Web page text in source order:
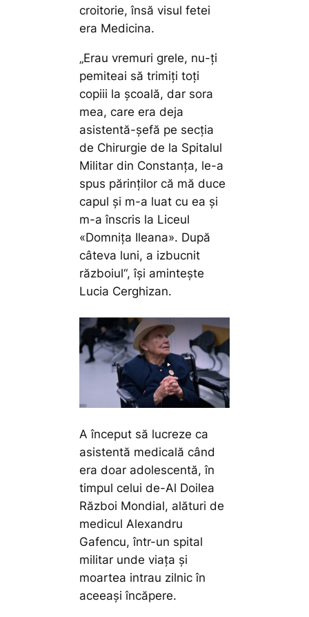
croitorie, însă visul fetei
era Medicina.
„Erau vremuri grele, nu-ţi
pemiteai să trimiţi toţi
copiii la şcoală, dar sora
mea, care era deja
asistentă-şefă pe secţia
de Chirurgie de la Spitalul
Militar din Constanţa, le-a
spus părinţilor că mă duce
capul şi m-a luat cu ea şi
m-a înscris la Liceul
«Domniţa Ileana». După
câteva luni, a izbucnit
războiul“, îşi aminteşte
Lucia Cerghizan.
A început să lucreze ca
asistentă medicală când
era doar adolescentă, în
timpul celui de-Al Doilea
Război Mondial, alături de
medicul Alexandru
Gafencu, într-un spital
militar unde viața și
moartea intrau zilnic în
aceeași încăpere.